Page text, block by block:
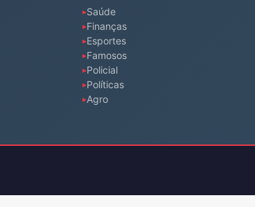
Saúde
Finanças
Esportes
Famosos
Policial
Políticas
Agro